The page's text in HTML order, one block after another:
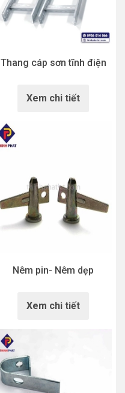
Thang cáp sơn tĩnh điện
Xem chi tiết
Nêm pin- Nêm dẹp
Xem chi tiết